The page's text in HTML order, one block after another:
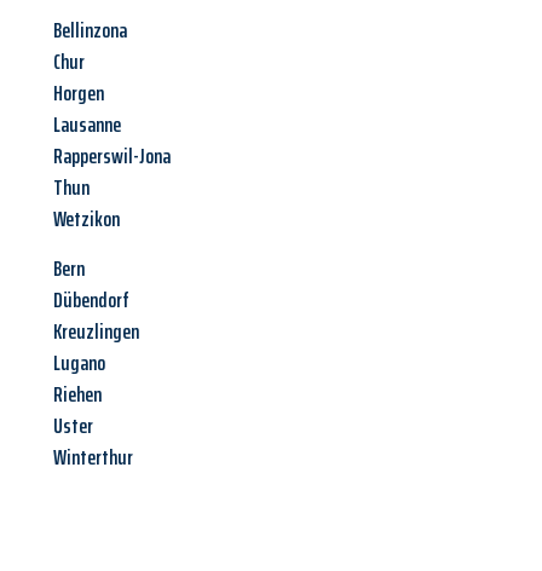
Bellinzona
Chur
Horgen
Lausanne
Rapperswil-Jona
Thun
Wetzikon
Bern
Dübendorf
Kreuzlingen
Lugano
Riehen
Uster
Winterthur